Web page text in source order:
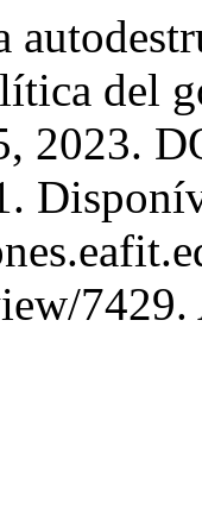
del
2023.
7429.